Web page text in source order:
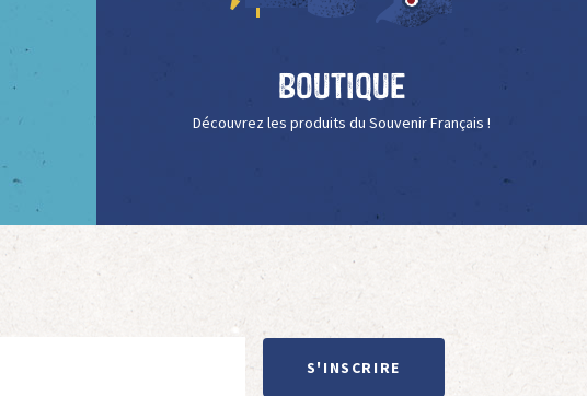
Boutique
Découvrez les produits du Souvenir Français !
S'INSCRIRE